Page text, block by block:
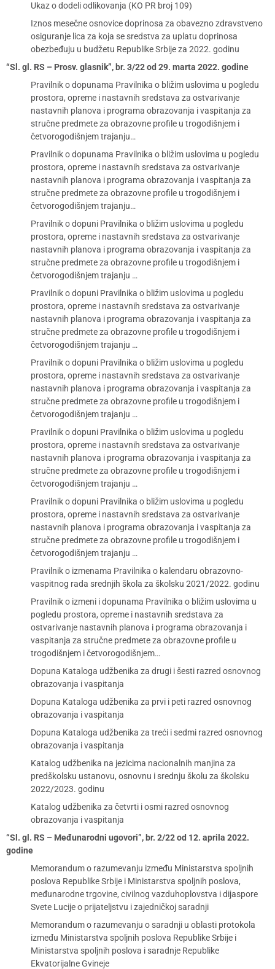
Ukaz o dodeli odlikovanja (KO PR broj 109)
Iznos mesečne osnovice doprinosa za obavezno zdravstveno
osiguranje lica za koja se sredstva za uplatu doprinosa
obezbeđuju u budžetu Republike Srbije za 2022. godinu
“Sl. gl. RS – Prosv. glasnik”, br. 3/22 od 29. marta 2022. godine
Pravilnik o dopunama Pravilnika o bližim uslovima u pogledu
prostora, opreme i nastavnih sredstava za ostvarivanje
nastavnih planova i programa obrazovanja i vaspitanja za
stručne predmete za obrazovne profile u trogodišnjem i
četvorogodišnjem trajanju…
Pravilnik o dopunama Pravilnika o bližim uslovima u pogledu
prostora, opreme i nastavnih sredstava za ostvarivanje
nastavnih planova i programa obrazovanja i vaspitanja za
stručne predmete za obrazovne profile u trogodišnjem i
četvorogodišnjem trajanju…
Pravilnik o dopuni Pravilnika o bližim uslovima u pogledu
prostora, opreme i nastavnih sredstava za ostvarivanje
nastavnih planova i programa obrazovanja i vaspitanja za
stručne predmete za obrazovne profile u trogodišnjem i
četvorogodišnjem trajanju …
Pravilnik o dopuni Pravilnika o bližim uslovima u pogledu
prostora, opreme i nastavnih sredstava za ostvarivanje
nastavnih planova i programa obrazovanja i vaspitanja za
stručne predmete za obrazovne profile u trogodišnjem i
četvorogodišnjem trajanju …
Pravilnik o dopuni Pravilnika o bližim uslovima u pogledu
prostora, opreme i nastavnih sredstava za ostvarivanje
nastavnih planova i programa obrazovanja i vaspitanja za
stručne predmete za obrazovne profile u trogodišnjem i
četvorogodišnjem trajanju …
Pravilnik o dopuni Pravilnika o bližim uslovima u pogledu
prostora, opreme i nastavnih sredstava za ostvarivanje
nastavnih planova i programa obrazovanja i vaspitanja za
stručne predmete za obrazovne profile u trogodišnjem i
četvorogodišnjem trajanju …
Pravilnik o dopuni Pravilnika o bližim uslovima u pogledu
prostora, opreme i nastavnih sredstava za ostvarivanje
nastavnih planova i programa obrazovanja i vaspitanja za
stručne predmete za obrazovne profile u trogodišnjem i
četvorogodišnjem trajanju …
Pravilnik o izmenama Pravilnika o kalendaru obrazovno-
vaspitnog rada srednjih škola za školsku 2021/2022. godinu
Pravilnik o izmeni i dopunama Pravilnika o bližim uslovima u
pogledu prostora, opreme i nastavnih sredstava za
ostvarivanje nastavnih planova i programa obrazovanja i
vaspitanja za stručne predmete za obrazovne profile u
trogodišnjem i četvorogodišnjem…
Dopuna Kataloga udžbenika za drugi i šesti razred osnovnog
obrazovanja i vaspitanja
Dopuna Kataloga udžbenika za prvi i peti razred osnovnog
obrazovanja i vaspitanja
Dopuna Kataloga udžbenika za treći i sedmi razred osnovnog
obrazovanja i vaspitanja
Katalog udžbenika na jezicima nacionalnih manjina za
predškolsku ustanovu, osnovnu i srednju školu za školsku
2022/2023. godinu
Katalog udžbenika za četvrti i osmi razred osnovnog
obrazovanja i vaspitanja
“Sl. gl. RS – Međunarodni ugovori”, br. 2/22 od 12. aprila 2022.
godine
Memorandum o razumevanju između Ministarstva spoljnih
poslova Republike Srbije i Ministarstva spoljnih poslova,
međunarodne trgovine, civilnog vazduhoplovstva i dijaspore
Svete Lucije o prijateljstvu i zajedničkoj saradnji
Memorandum o razumevanju o saradnji u oblasti protokola
između Ministarstva spoljnih poslova Republike Srbije i
Ministarstva spoljnih poslova i saradnje Republike
Ekvatorijalne Gvineje